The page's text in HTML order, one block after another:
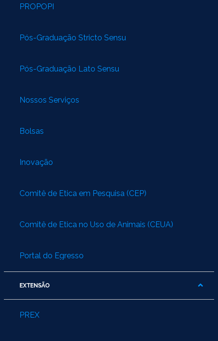
PROPOPI
Pós-Graduação Stricto Sensu
Pós-Graduação Lato Sensu
Nossos Serviços
Bolsas
Inovação
Comitê de Ética em Pesquisa (CEP)
Comitê de Ética no Uso de Animais (CEUA)
Portal do Egresso
EXTENSÃO
PREX